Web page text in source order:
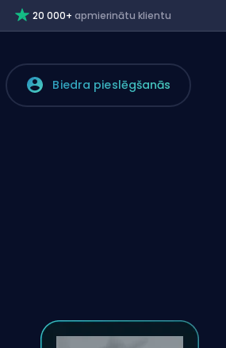
20 000+apmierinātu klientu
Biedra pieslēgšanās